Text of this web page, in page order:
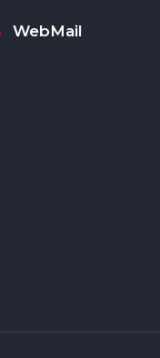
WebMail